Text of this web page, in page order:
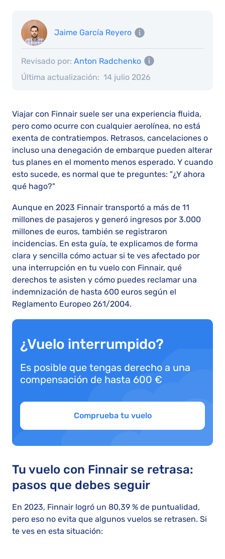
Jaime García Reyero
Última actualización: 14 julio 2026
Revisado por: Anton Radchenko
Viajar con Finnair suele ser una experiencia fluida,
pero como ocurre con cualquier aerolínea, no está
exenta de contratiempos. Retrasos, cancelaciones o
incluso una denegación de embarque pueden alterar
tus planes en el momento menos esperado. Y cuando
esto sucede, es normal que te preguntes: "¿Y ahora
qué hago?"
Aunque en 2023 Finnair transportó a más de 11
millones de pasajeros y generó ingresos por 3.000
millones de euros, también se registraron
incidencias. En esta guía, te explicamos de forma
clara y sencilla cómo actuar si te ves afectado por
una interrupción en tu vuelo con Finnair, qué
derechos te asisten y cómo puedes reclamar una
indemnización de hasta 600 euros según el
Reglamento Europeo 261/2004.
¿Vuelo interrumpido?
Es posible que tengas derecho a una
compensación de hasta 600 €
Comprueba tu vuelo
Tu vuelo con Finnair se retrasa:
pasos que debes seguir
En 2023, Finnair logró un 80,39 % de puntualidad,
pero eso no evita que algunos vuelos se retrasen. Si
te ves en esta situación: